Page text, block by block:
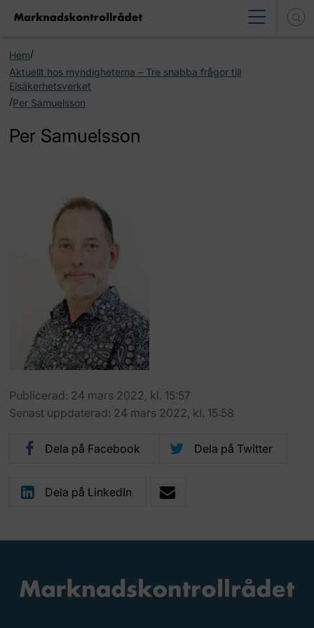
Hem/
Aktuellt hos myndigheterna – Tre snabba frågor till
Elsäkerhetsverket
/Per Samuelsson
Per Samuelsson
Publicerad: 24 mars 2022, kl. 15:57
Senast uppdaterad: 24 mars 2022, kl. 15:58
Dela på Facebook Dela på Twitter
Dela på LinkedIn